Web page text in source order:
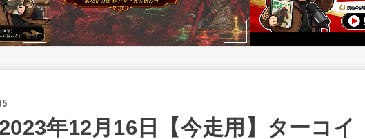
年12月16日【今走用】ターコイ